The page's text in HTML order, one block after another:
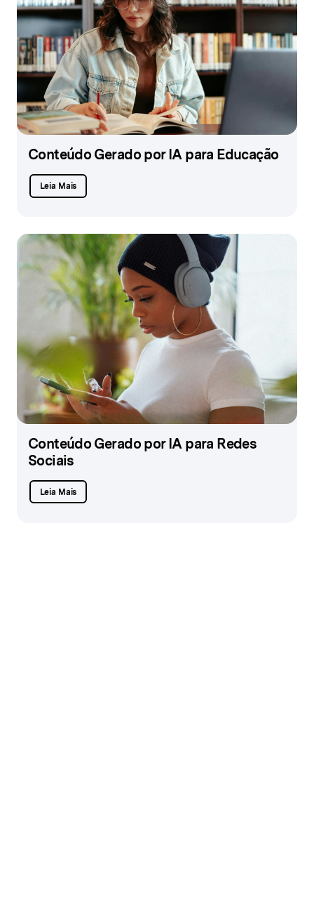
Conteúdo Gerado por IA para Educação
Leia Mais
Conteúdo Gerado por IA para Redes
Sociais
Leia Mais